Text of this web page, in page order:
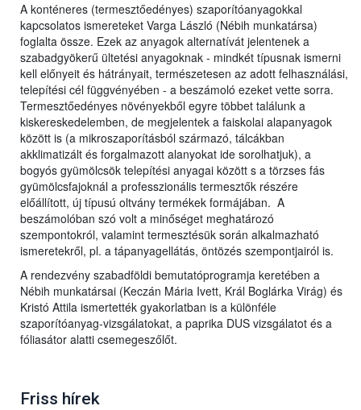
A konténeres (termesztőedényes) szaporítóanyagokkal
kapcsolatos ismereteket Varga László (Nébih munkatársa)
foglalta össze. Ezek az anyagok alternatívát jelentenek a
szabadgyökerű ültetési anyagoknak - mindkét típusnak ismerni
kell előnyeit és hátrányait, természetesen az adott felhasználási,
telepítési cél függvényében - a beszámoló ezeket vette sorra.
Termesztőedényes növényekből egyre többet találunk a
kiskereskedelemben, de megjelentek a faiskolai alapanyagok
között is (a mikroszaporításból származó, tálcákban
akklimatizált és forgalmazott alanyokat ide sorolhatjuk), a
bogyós gyümölcsök telepítési anyagai között s a törzses fás
gyümölcsfajoknál a professzionális termesztők részére
előállított, új típusú oltvány termékek formájában. A
beszámolóban szó volt a minőséget meghatározó
szempontokról, valamint termesztésük során alkalmazható
ismeretekről, pl. a tápanyagellátás, öntözés szempontjairól is.
A rendezvény szabadföldi bemutatóprogramja keretében a
Nébih munkatársai (Keczán Mária Ivett, Král Boglárka Virág) és
Kristó Attila ismertették gyakorlatban is a különféle
szaporítóanyag-vizsgálatokat, a paprika DUS vizsgálatot és a
fóliasátor alatti csemegeszőlőt.
Friss hírek